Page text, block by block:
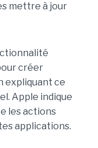
mettre à jour
créer
expliquant ce
Apple indique
les actions
applications.